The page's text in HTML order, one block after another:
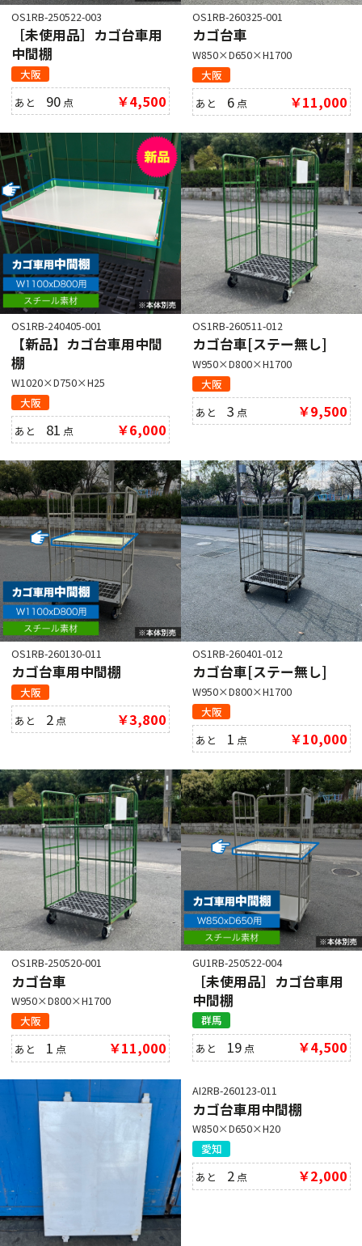
OS1RB-250522-003
［未使用品］カゴ台車用
中間棚
大阪
あと 90 点 ￥4,500
OS1RB-260325-001
カゴ台車
W850×D650×H1700
大阪
あと 6 点 ￥11,000
OS1RB-240405-001
【新品】カゴ台車用中間
棚
W1020×D750×H25
大阪
あと 81 点 ￥6,000
OS1RB-260511-012
カゴ台車[ステー無し]
W950×D800×H1700
大阪
あと3 点 ￥9,500
OS1RB-260130-011
カゴ台車用中間棚
大阪
あと 2 点 ￥3,800
OS1RB-260401-012
カゴ台車[ステー無し]
W950×D800×H1700
大阪
あと 1 点 ￥10,000
OS1RB-250520-001
カゴ台車
W950×D800×H1700
大阪
あと 1 点 ￥11,000
GU1RB-250522-004
［未使用品］カゴ台車用
中間棚
群馬
あと 19 点 ￥4,500
AI2RB-260123-011
カゴ台車用中間棚
W850×D650×H20
愛知
あと 2 点 ￥2,000